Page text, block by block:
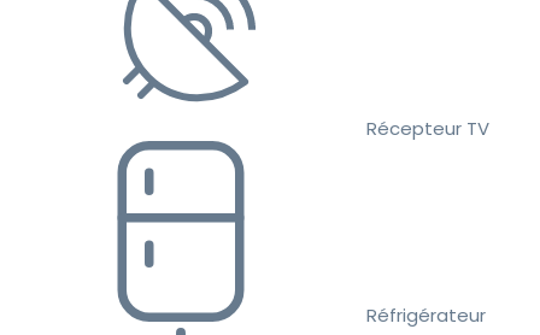
Récepteur TV
Réfrigérateur